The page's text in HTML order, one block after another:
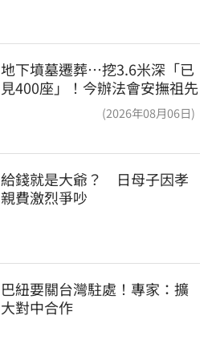
地下墳墓遷葬…挖3.6米深「已
見400座」！今辦法會安撫祖先
(2026年08月06日)
給錢就是大爺？　日母子因孝
親費激烈爭吵
巴紐要關台灣駐處！專家：擴
大對中合作